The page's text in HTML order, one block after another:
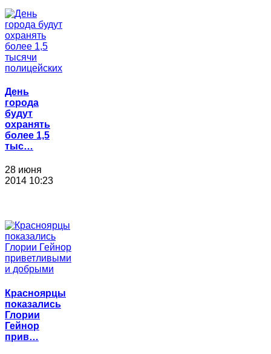
День
города
будут
охранять
более 1,5
тыс…
28 июня
2014 10:23
Красноярцы
показались
Глории
Гейнор
прив…